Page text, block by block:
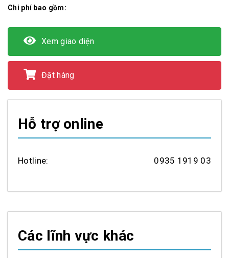
Chi phí bao gồm:
Xem giao diện
Đặt hàng
Hỗ trợ online
Hotline: 0935 1919 03
Các lĩnh vực khác